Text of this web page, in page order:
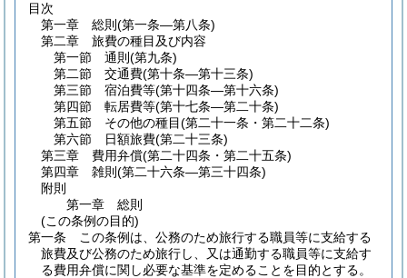
目次
第一章
総則 (第一条―第八条)
第二章
旅費の種目及び内容
第一節
通則 (第九条)
第二節
交通費(第十条―第十三条)
第三節
宿泊費等(第十四条―第十六条)
第四節
転居費等(第十七条―第二十条)
第五節
その他の種目(第二十一条・第二十二条)
第六節
日額旅費(第二十三条)
第三章
費用弁償(第二十四条・第二十五条)
第四章
雑則 (第二十六条―第三十四条)
附則
第一章
総則
(この条例の目的)
第一条
この条例は、公務のため旅行する職員等に支給する
旅費及び公務のため旅行し、又は通勤する職員等に支給す
る費用弁償に関し必要な基準を定めることを目的とする。